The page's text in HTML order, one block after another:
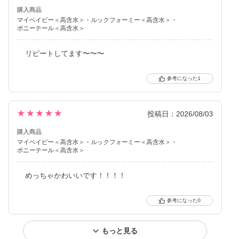
購入商品
マイベイビー＜高含水＞
ルックフォーミー＜高含水＞
ポニーテール＜高含水＞
リピートしてます〜〜〜
1
★★★★★ 投稿日：2026/08/03
購入商品
マイベイビー＜高含水＞
ルックフォーミー＜高含水＞
ポニーテール＜高含水＞
めっちゃかわいいです！！！！
0
もっと見る